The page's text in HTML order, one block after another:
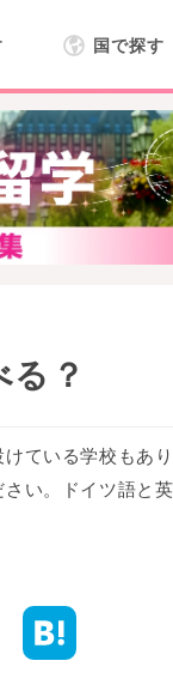
国で探す
？
ている学校もあ
い。ドイツ語と